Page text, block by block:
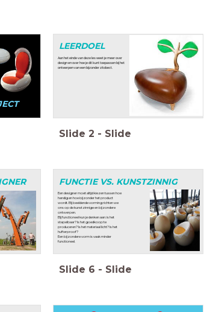
Aan het einde van deze les weet je meer over
design en over hoe je dit kunt toepassen bij het
ontwerpen van een bijzonder zitobect.
LEERDOEL
Slide 2 - Slide
FUNCTIE VS. KUNSTZINNIG
Een designer moet altijd kiezen tussen hoe
handig en hoe bijzonder het product
wordt. Bij beeldende vorming richten we
ons op de kunstzinnige en bijzondere
ontwerpen.
Bij functioneel kun je denken aan: is het
stapelbaar? Is het goedkoop te
produceren? Is het materiaal licht? Is het
hufterproof?
Een bijzondere vorm is vaak minder
functioneel.
Slide 6 - Slide